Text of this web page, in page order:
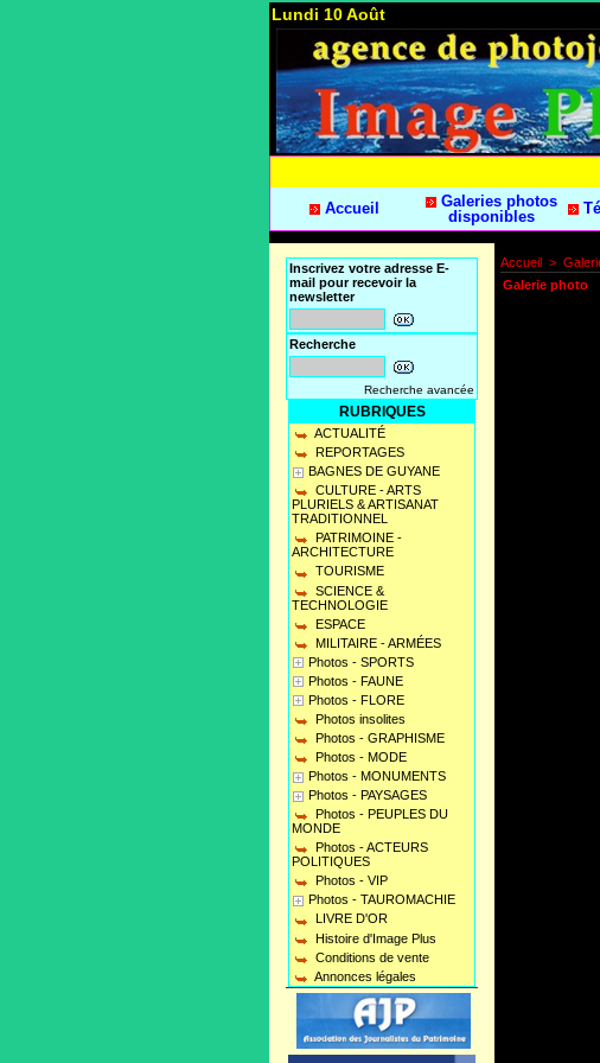
Lundi 10 Août
Accueil
Galeries photos
disponibles
Inscrivez votre adresse E-
mail pour recevoir la
newsletter
Recherche
Recherche avancée
RUBRIQUES
ACTUALITÉ
REPORTAGES
BAGNES DE GUYANE
CULTURE - ARTS
PLURIELS & ARTISANAT
TRADITIONNEL
PATRIMOINE -
ARCHITECTURE
TOURISME
SCIENCE &
TECHNOLOGIE
ESPACE
MILITAIRE - ARMÉES
Photos - SPORTS
Photos - FAUNE
Photos - FLORE
Photos insolites
Photos - GRAPHISME
Photos - MODE
Photos - MONUMENTS
Photos - PAYSAGES
Photos - PEUPLES DU
MONDE
Photos - ACTEURS
POLITIQUES
Photos - VIP
Photos - TAUROMACHIE
LIVRE D'OR
Histoire d'Image Plus
Conditions de vente
Annonces légales
Accueil >
Galerie photo